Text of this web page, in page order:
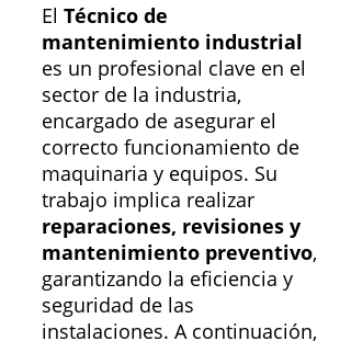
El Técnico de
mantenimiento industrial
es un profesional clave en el
sector de la industria,
encargado de asegurar el
correcto funcionamiento de
maquinaria y equipos. Su
trabajo implica realizar
reparaciones, revisiones y
mantenimiento preventivo,
garantizando la eficiencia y
seguridad de las
instalaciones. A continuación,